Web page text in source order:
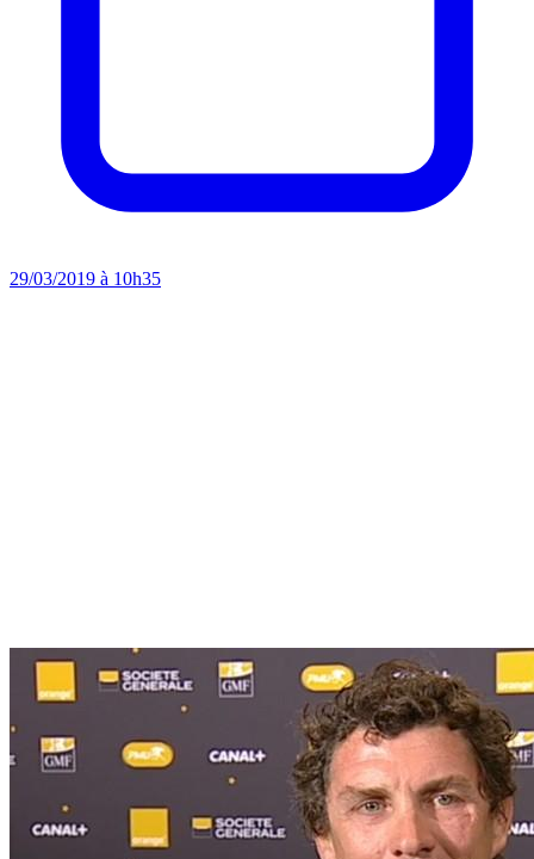
29/03/2019 à 10h35